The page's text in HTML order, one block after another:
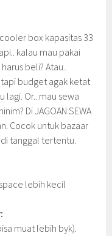
box kapasitas 33
kalau mau pakai
beli? Atau..
budget agak ketat
lagi. Or.. mau sewa
Di JAGOAN SEWA
Cocok untuk bazaar
tanggal tertentu.
lebih kecil
muat lebih byk).